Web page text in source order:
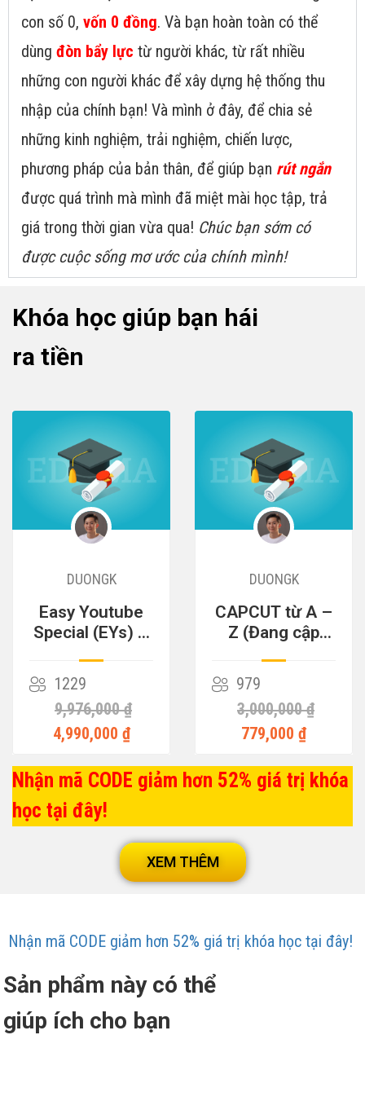
con số 0, vốn 0 đồng. Và bạn hoàn toàn có thể
dùng đòn bẩy lực từ người khác, từ rất nhiều
những con người khác để xây dựng hệ thống thu
nhập của chính bạn! Và mình ở đây, để chia sẻ
những kinh nghiệm, trải nghiệm, chiến lược,
phương pháp của bản thân, để giúp bạn rút ngắn
được quá trình mà mình đã miệt mài học tập, trả
giá trong thời gian vừa qua! Chúc bạn sớm có
được cuộc sống mơ ước của chính mình!
Khóa học giúp bạn hái
ra tiền
DUONGK
Easy Youtube
Special (EYs) –
Tiền
1229
9,976,000 ₫
4,990,000 ₫
DUONGK
CAPCUT từ A –
Z (Đang cập
979
3,000,000 ₫
779,000 ₫
Nhận mã CODE giảm hơn 52% giá trị khóa
học tại đây!
XEM THÊM
Nhận mã CODE giảm hơn 52% giá trị khóa học tại đây!
Sản phẩm này có thể
giúp ích cho bạn